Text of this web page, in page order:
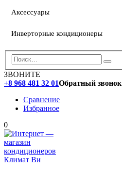
Аксессуары
Инверторные кондиционеры
ЗВОНИТЕ
+8 968 481 32 01Обратный звонок
Сравнение
Избранное
0